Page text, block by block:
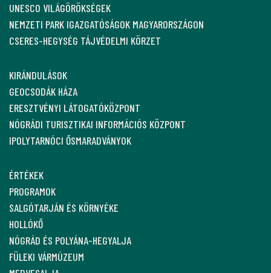
UNESCO VILÁGÖRÖKSÉGEK
NEMZETI PARK IGAZGATÓSÁGOK MAGYARORSZÁGON
CSERES-HEGYSÉG TÁJVÉDELMI KÖRZET
KIRÁNDULÁSOK
GEOCSODÁK HÁZA
ERESZTVÉNYI LÁTOGATÓKÖZPONT
NÓGRÁDI TURISZTIKAI INFORMÁCIÓS KÖZPONT
IPOLYTARNÓCI ŐSMARADVÁNYOK
ÉRTÉKEK
PROGRAMOK
SALGÓTARJÁN ÉS KÖRNYÉKE
HOLLÓKŐ
NÓGRÁD ÉS POLYÁNA-HEGYALJA
FÜLEKI VÁRMÚZEUM